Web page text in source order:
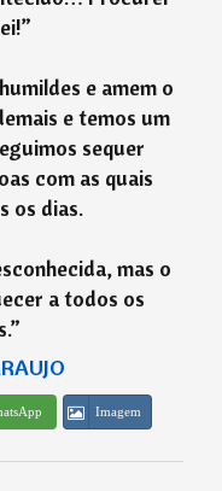
e amem o
e temos um
sequer
com as quais
os dias.
mas o
a todos os
”
Imagem